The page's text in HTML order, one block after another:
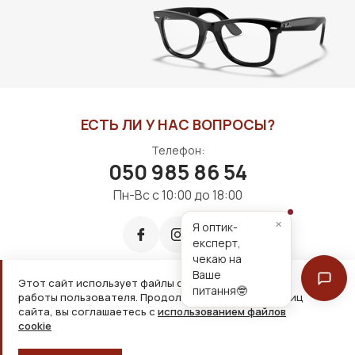
В КОРЗИНУ
Этот сайт использует файлы cookie для удобной
работы пользователя. Продолжая просмотр страниц
сайта, вы соглашаетесь с использованием файлов
cookie
ЕСТЬ ЛИ У НАС ВОПРОСЫ?
Телефон:
050 985 86 54
Пн-Вс с 10:00 до 18:00
Принимаем к оплате:
Я оптик-
експерт,
чекаю на
Ваше
питання🤓
×